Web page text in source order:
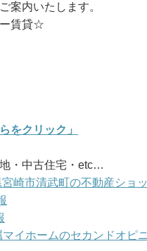
案内いたします。
ー賃貸☆
をクリック」
・中古住宅・etc…
崎市清武町の不動産ショ
イホームのセカンドオピ